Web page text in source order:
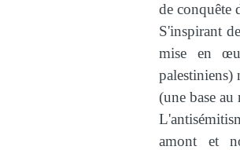
de conquête
S'inspirant
mise en
palestiniens)
(une base
amont et